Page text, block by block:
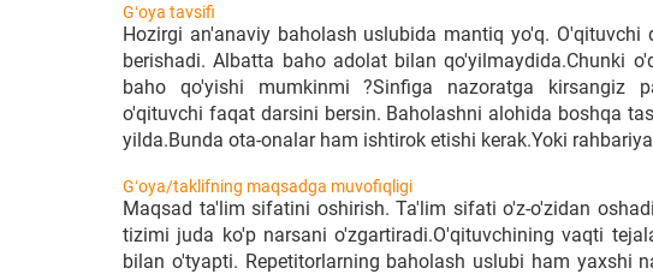
Gʻoya tavsifi
Hozirgi an'anaviy baholash uslubida mantiq yo'q.
berishadi. Albatta baho adolat bilan qo'yilmaydida.Chunki
baho qo'yishi mumkinmi ?Sinfiga nazoratga kirsangiz
o'qituvchi faqat darsini bersin. Baholashni alohida boshqa
yilda.Bunda ota-onalar ham ishtirok etishi kerak.Yoki
Gʻoya/taklifning maqsadga muvofiqligi
Maqsad ta'lim sifatini oshirish. Ta'lim sifati o'z-o'zidan
tizimi juda ko'p narsani o'zgartiradi.O'qituvchining vaqti
bilan o'tyapti. Repetitorlarning baholash uslubi ham yaxshi